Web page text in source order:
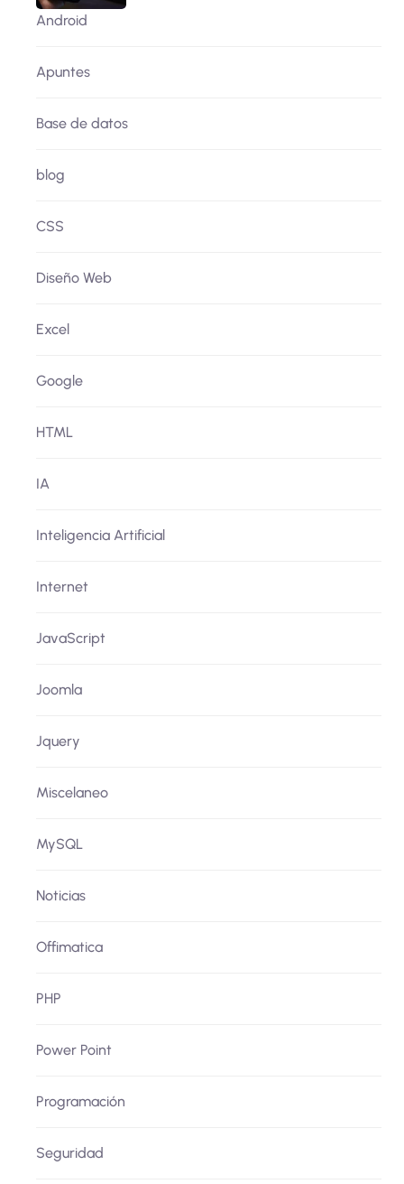
Android
Apuntes
Base de datos
blog
CSS
Diseño Web
Excel
Google
HTML
IA
Inteligencia Artificial
Internet
JavaScript
Joomla
Jquery
Miscelaneo
MySQL
Noticias
Offimatica
PHP
Power Point
Programación
Seguridad